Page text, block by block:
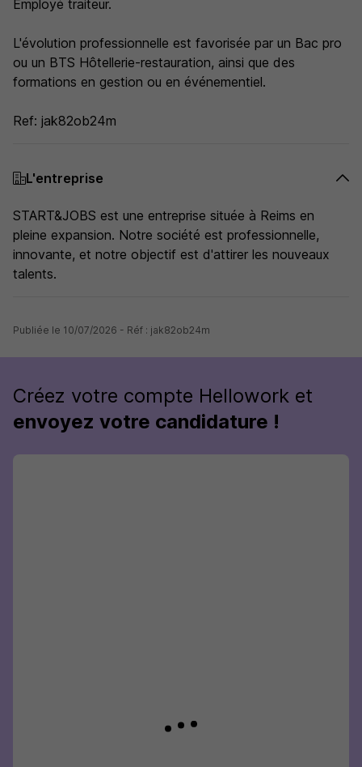
Employé traiteur.
L'évolution professionnelle est favorisée par un Bac pro
ou un BTS Hôtellerie-restauration, ainsi que des
formations en gestion ou en événementiel.
Ref: jak82ob24m
L'entreprise
START&JOBS est une entreprise située à Reims en
pleine expansion. Notre société est professionnelle,
innovante, et notre objectif est d'attirer les nouveaux
talents.
Publiée le 10/07/2026 - Réf : jak82ob24m
Créez votre compte Hellowork et
envoyez votre candidature !